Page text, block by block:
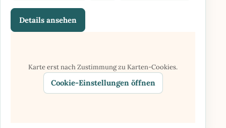
Details ansehen
Karte erst nach Zustimmung zu Karten-Cookies.
Cookie-Einstellungen öffnen